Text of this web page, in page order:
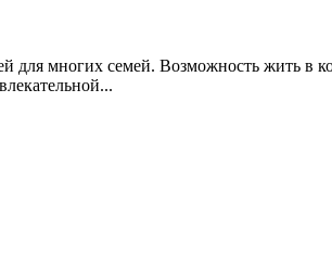
для многих семей. Возможность жить в